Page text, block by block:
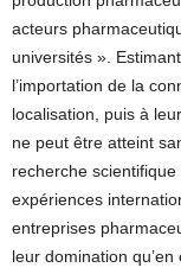
acteurs
universités ».
l’importation de la
localisation, puis à
ne peut être atteint
recherche
expériences
entreprises
leur domination